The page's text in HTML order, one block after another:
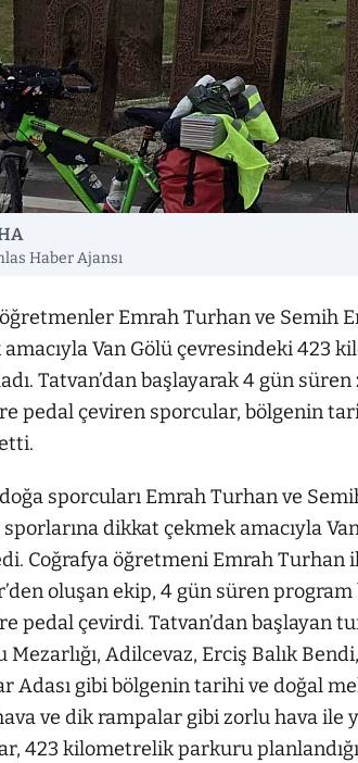
Haber Ajansı
öğretmenler Emrah Turhan ve
Van Gölü çevresindeki 423
Tatvan’dan başlayarak 4 gün
pedal çeviren sporcular, bölgenin
doğa sporcuları Emrah Turhan ve
sporlarına dikkat çekmek amacıyla
Coğrafya öğretmeni Emrah
oluşan ekip, 4 gün süren
pedal çevirdi. Tatvan’dan başlayan
Mezarlığı, Adilcevaz, Erciş Balık
Adası gibi bölgenin tarihi ve doğal
ve dik rampalar gibi zorlu hava
423 kilometrelik parkuru